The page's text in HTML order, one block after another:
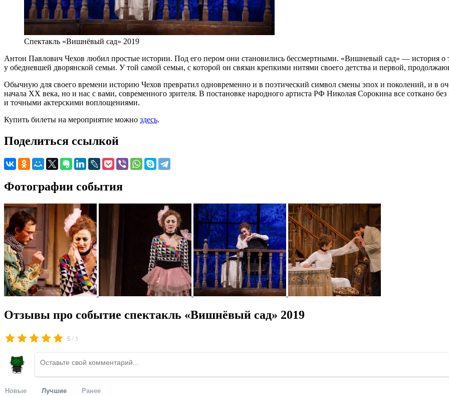
Спектакль «Вишнёвый сад» 2019
Антон Павлович Чехов любил простые истории. Под его пером они становились бессмертными. «Вишневый сад» — история
у обедневшей дворянской семьи. У той самой семьи, с которой он связан крепкими нитями своего детства и первой,
Обычную для своего времени историю Чехов превратил одновременно и в поэтический символ смены эпох и поколений, и в
начала XX века, но и нас с вами, современного зрителя. В постановке народного артиста РФ Николая Сорокина все соткано
и точными актерскими воплощениями.
Купить билеты на мероприятие можно здесь.
Поделиться ссылкой
Фотографии события
Отзывы про событие спектакль «Вишнёвый сад» 2019
5 / 1
Новые Лучшие Ранее